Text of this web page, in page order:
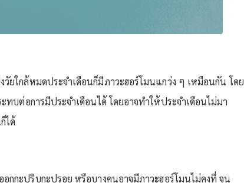
ใกล้หมดประจำเดือนก็มีภาวะฮอร์โมนแกว่ง ๆ เหมือนกัน โดย
บต่อการมีประจำเดือนได้ โดยอาจทำให้ประจำเดือนไม่มา
ได้
กกะปริบกะปรอย หรือบางคนอาจมีภาวะฮอร์โมนไม่คงที่ จน